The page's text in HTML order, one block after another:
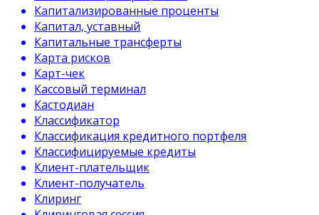
Капитализированные проценты
Капитал, уставный
Капитальные трансферты
Карта рисков
Карт-чек
Кассовый терминал
Кастодиан
Классификатор
Классификация кредитного портфеля
Классифицируемые кредиты
Клиент-плательщик
Клиент-получатель
Клиринг